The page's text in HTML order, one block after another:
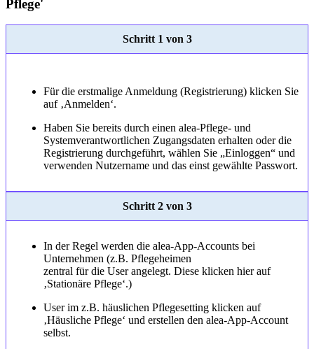
Pflege'
Schritt 1 von 3
Für die erstmalige Anmeldung (Registrierung) klicken Sie
auf ‚Anmelden‘.
Haben Sie bereits durch einen alea-Pflege- und
Systemverantwortlichen Zugangsdaten erhalten oder die
Registrierung durchgeführt, wählen Sie „Einloggen“ und
verwenden Nutzername und das einst gewählte Passwort.
Schritt 2 von 3
In der Regel werden die alea-App-Accounts bei
Unternehmen (z.B. Pflegeheimen
zentral für die User angelegt. Diese klicken hier auf
‚Stationäre Pflege‘.)
User im z.B. häuslichen Pflegesetting klicken auf
‚Häusliche Pflege‘ und erstellen den alea-App-Account
selbst.